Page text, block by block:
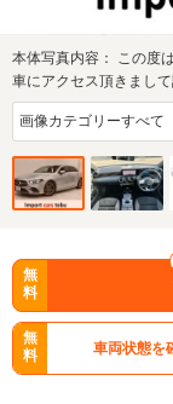
本体写真内容： この度
車にアクセス頂きまし
手伝いを精…
無
料
無
料
車両状態を